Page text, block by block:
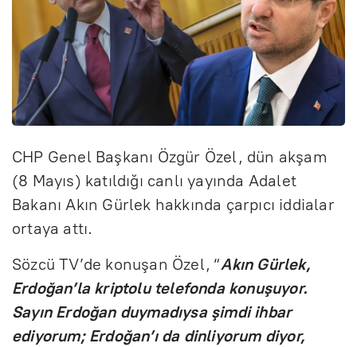
CHP Genel Başkanı Özgür Özel, dün akşam
(8 Mayıs) katıldığı canlı yayında Adalet
Bakanı Akın Gürlek hakkında çarpıcı iddialar
ortaya attı.
Sözcü TV’de konuşan Özel, “Akın Gürlek,
Erdoğan’la kriptolu telefonda konuşuyor.
Sayın Erdoğan duymadıysa şimdi ihbar
ediyorum; Erdoğan’ı da dinliyorum diyor,